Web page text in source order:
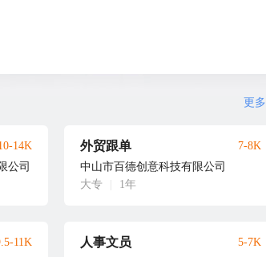
更
公司
14K 外贸跟单
中山市百德创意科技有限公司
大专
1年
7-8K
11K 人事文员 5-7K